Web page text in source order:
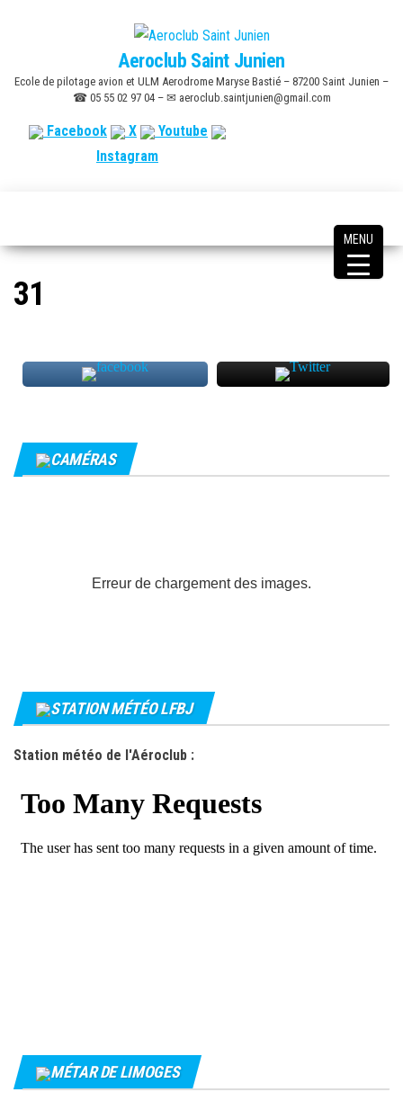
content
Aeroclub Saint Junien
Ecole de pilotage avion et ULM Aerodrome Maryse Bastié – 87200 Saint Junien –
☎ 05 55 02 97 04 – ✉ aeroclub.saintjunien@gmail.com
Facebook X
Youtube
Instagram
31
CAMÉRAS
Erreur de chargement des images.
STATION MÉTÉO LFBJ
Station météo de l'Aéroclub :
MÉTAR DE LIMOGES
MENU